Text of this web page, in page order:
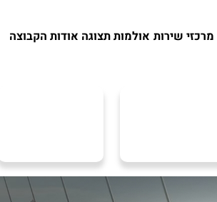
מרכזי שירות אולמות תצוגה אודות הקבוצה